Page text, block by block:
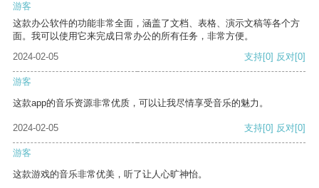
游客
这款办公软件的功能非常全面，涵盖了文档、表格、演示文稿等各个方
面。我可以使用它来完成日常办公的所有任务，非常方便。
2024-02-05
支持[0] 反对[0]
游客
这款app的音乐资源非常优质，可以让我尽情享受音乐的魅力。
2024-02-05 支持[0] 反对[0]
游客
这款游戏的音乐非常优美，听了让人心旷神怡。